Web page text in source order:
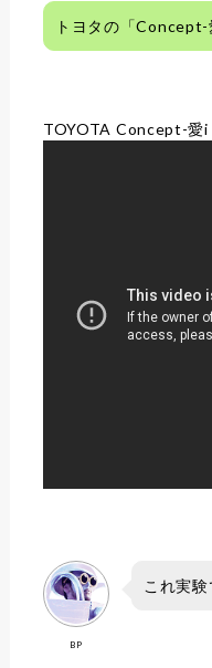
トヨタの「
TOYOTA Concept-愛i
BP
これ実